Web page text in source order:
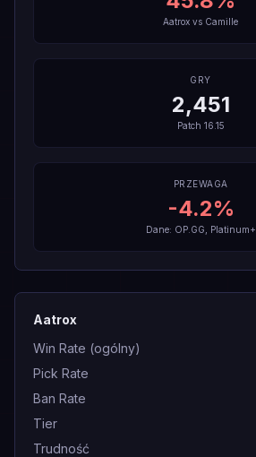
Aatrox vs Camille
GRY
2,451
Patch 16.15
PRZEWAGA
-4.2%
Dane: OP.GG, Platinum+
Aatrox
Win Rate (ogólny)
Pick Rate
Ban Rate
Tier
Trudność